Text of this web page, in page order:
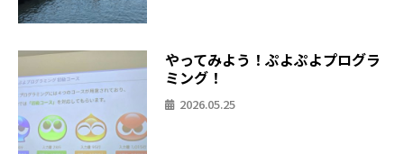
やってみよう！ぷよぷよプログラ
ミング！
2026.05.25